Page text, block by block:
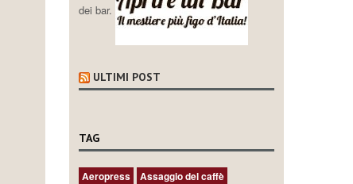
dei bar.
ULTIMI POST
TAG
Aeropress
Assaggio del caffè